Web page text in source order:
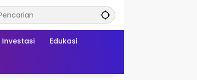
Investasi Edukasi